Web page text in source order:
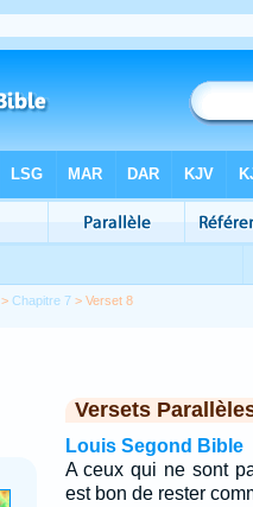
>Chapitre 7 > Verset 8
Versets
Louis Segond Bible
A ceux qui ne sont
est bon de rester